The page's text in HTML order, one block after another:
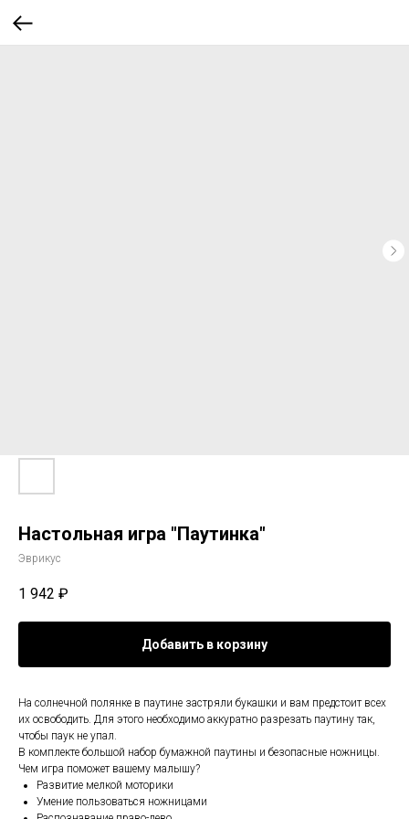
Настольная игра "Паутинка"
Эврикус
1 942 ₽
Добавить в корзину
На солнечной полянке в паутине застряли букашки и вам предстоит всех
их освободить. Для этого необходимо аккуратно разрезать паутину так,
чтобы паук не упал.
В комплекте большой набор бумажной паутины и безопасные ножницы.
Чем игра поможет вашему малышу?
Развитие мелкой моторики
Умение пользоваться ножницами